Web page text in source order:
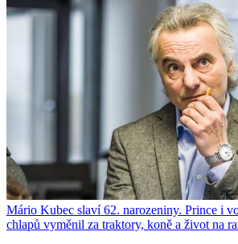
Mário Kubec slaví 62. narozeniny. Prince i
chlapů vyměnil za traktory, koně a život na